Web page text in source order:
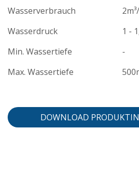
Wasserverbrauch
Wasserdruck
1 -
Min. Wassertiefe
-
Max. Wassertiefe
DOWNLOAD